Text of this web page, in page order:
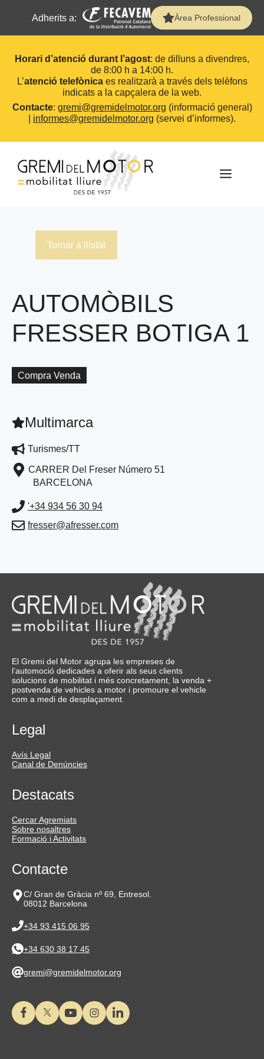
Adherits a: Àrea Professional
Horari d’atenció durant l’agost: de dilluns a divendres,
de 8:00 h a 14:00 h.
L’atenció telefònicaes realitzarà a través dels telèfons
indicats a la capçalera de la web.
Contacte: gremi@gremidelmotor.org (informació general)
informes@gremidelmotor.org (servei d’informes).
contingut
Tornar a llistat
AUTOMÒBILS
FRESSER BOTIGA 1
Compra Venda
Multimarca
Turismes/TT
CARRER Del Freser Número 51
BARCELONA
'+34 934 56 30 94
fresser@afresser.com
El Gremi del Motor agrupa les empreses de
l’automoció dedicades a oferir als seus clients
solucions de mobilitat i més concretament, la venda +
postvenda de vehicles a motor i promoure el vehicle
com a medi de desplaçament.
Legal
Avís Legal
Canal de Denúncies
Destacats
Cercar Agremiats
Sobre nosaltres
Formació i Activitats
Contacte
C/ Gran de Gràcia nº 69, Entresol.
08012 Barcelona
+34 93 415 06 95
+34 630 38 17 45
gremi@gremidelmotor.org